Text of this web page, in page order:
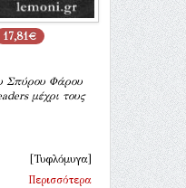
17,81€
Σπύρου Φάρου
μέχρι τους
[Τυφλόμυγα]
Περισσότερα